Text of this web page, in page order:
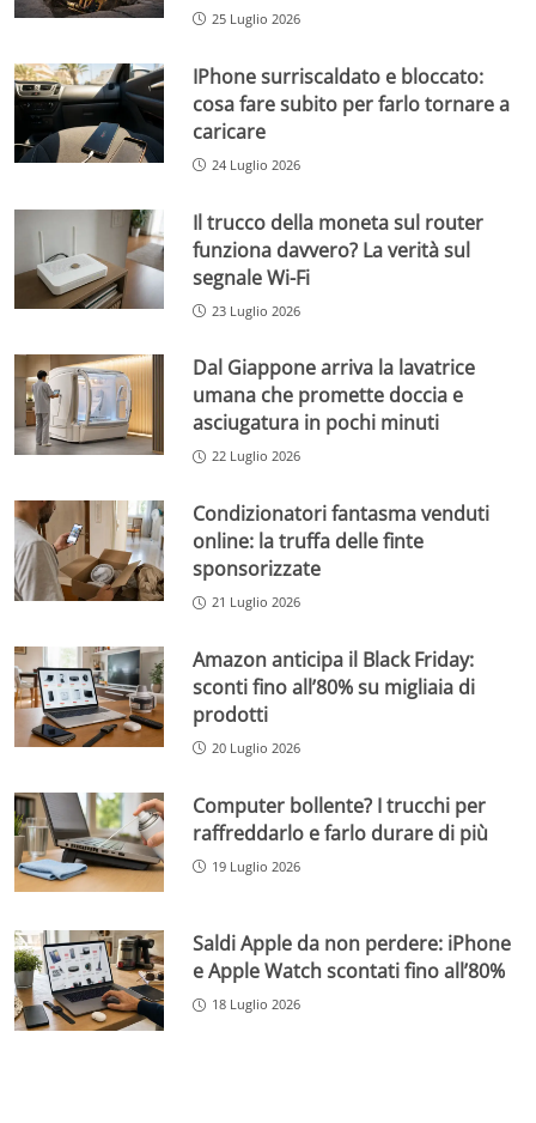
25 Luglio 2026
IPhone surriscaldato e bloccato:
cosa fare subito per farlo tornare a
caricare
24 Luglio 2026
Il trucco della moneta sul router
funziona davvero? La verità sul
segnale Wi-Fi
23 Luglio 2026
Dal Giappone arriva la lavatrice
umana che promette doccia e
asciugatura in pochi minuti
22 Luglio 2026
Condizionatori fantasma venduti
online: la truffa delle finte
sponsorizzate
21 Luglio 2026
Amazon anticipa il Black Friday:
sconti fino all’80% su migliaia di
prodotti
20 Luglio 2026
Computer bollente? I trucchi per
raffreddarlo e farlo durare di più
19 Luglio 2026
Saldi Apple da non perdere: iPhone
e Apple Watch scontati fino all’80%
18 Luglio 2026